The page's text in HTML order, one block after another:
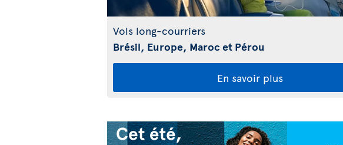
Vols long-courriers
Brésil, Europe, Maroc et Pérou
En savoir plus